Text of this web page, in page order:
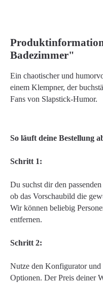
Badezimmer"
Ein chaotischer und
einem Klempner, der
Fans von Slapstick-Humor.
So läuft deine Bestellung
Schritt 1:
Du suchst dir den
ob das Vorschaubild die
Wir können beliebig
entfernen.
Schritt 2:
Nutze den Konfigurator und
Optionen. Der Preis deiner